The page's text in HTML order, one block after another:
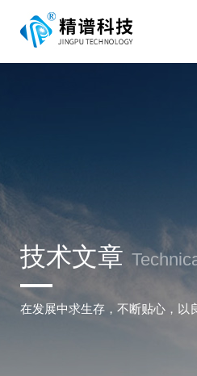
技术文章
在发展中求生存，不断贴心，以